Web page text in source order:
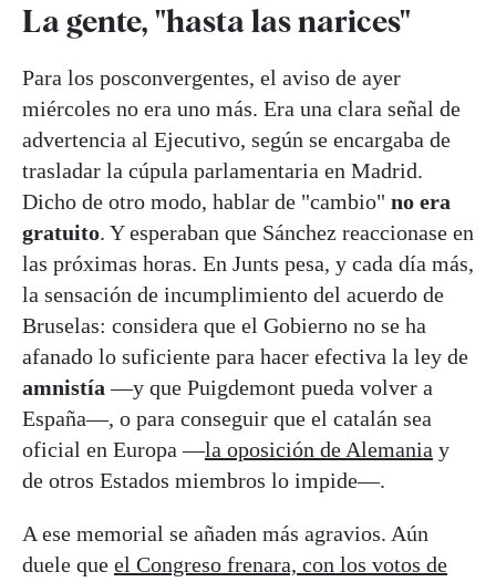
La gente, "hasta las narices"
Para los posconvergentes, el aviso de ayer
miércoles no era uno más. Era una clara señal de
advertencia al Ejecutivo, según se encargaba de
trasladar la cúpula parlamentaria en Madrid.
Dicho de otro modo, hablar de "cambio" no era
gratuito. Y esperaban que Sánchez reaccionase en
las próximas horas. En Junts pesa, y cada día más,
la sensación de incumplimiento del acuerdo de
Bruselas: considera que el Gobierno no se ha
afanado lo suficiente para hacer efectiva la ley de
amnistía—y que Puigdemont pueda volver a
España—, o para conseguir que el catalán sea
oficial en Europa —la oposición de Alemania y
de otros Estados miembros lo impide—.
A ese memorial se añaden más agravios. Aún
duele que el Congreso frenara, con los votos de